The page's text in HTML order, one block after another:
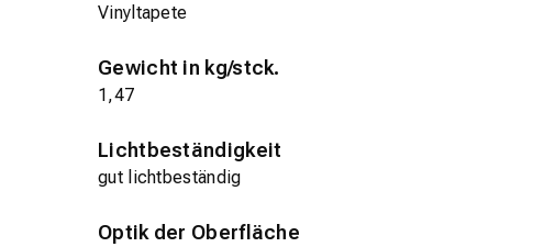
Vinyltapete
Gewicht in kg/stck.
1,47
Lichtbeständigkeit
gut lichtbeständig
Optik der Oberfläche